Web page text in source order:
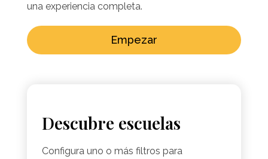
una experiencia completa.
Empezar
Descubre escuelas
Configura uno o más filtros para